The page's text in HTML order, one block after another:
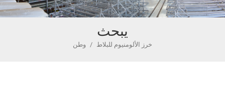
يبحث
وطن / خرز الألومنيوم للبلاط